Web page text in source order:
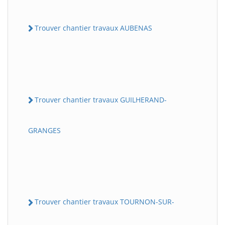
Trouver chantier travaux AUBENAS
Trouver chantier travaux GUILHERAND-
GRANGES
Trouver chantier travaux TOURNON-SUR-